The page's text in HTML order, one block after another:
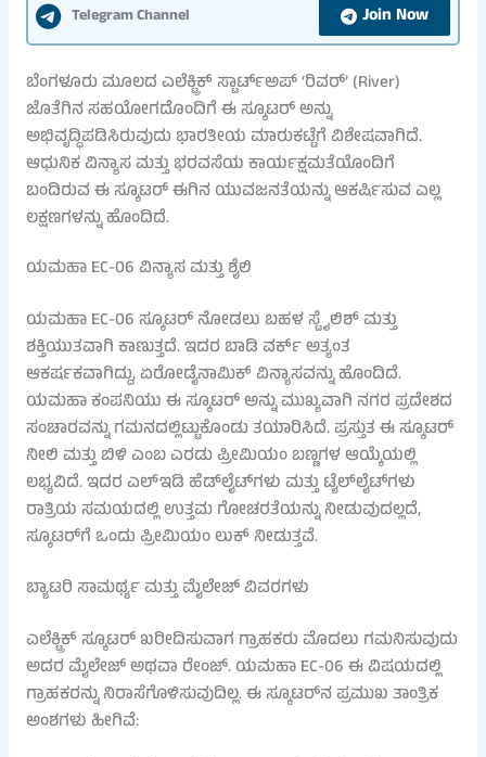
Telegram Channel Join Now
ಬೆಂಗಳೂರು ಮೂಲದ ಎಲೆಕ್ಟ್ರಿಕ್ ಸ್ಟಾರ್ಟ್‌ಅಪ್ ‘ರಿವರ್’ (River)
ಜೊತೆಗಿನ ಸಹಯೋಗದೊಂದಿಗೆ ಈ ಸ್ಕೂಟರ್ ಅನ್ನು
ಅಭಿವೃದ್ಧಿಪಡಿಸಿರುವುದು ಭಾರತೀಯ ಮಾರುಕಟ್ಟೆಗೆ ವಿಶೇಷವಾಗಿದೆ.
ಆಧುನಿಕ ವಿನ್ಯಾಸ ಮತ್ತು ಭರವಸೆಯ ಕಾರ್ಯಕ್ಷಮತೆಯೊಂದಿಗೆ
ಬಂದಿರುವ ಈ ಸ್ಕೂಟರ್ ಈಗಿನ ಯುವಜನತೆಯನ್ನು ಆಕರ್ಷಿಸುವ ಎಲ್ಲ
ಲಕ್ಷಣಗಳನ್ನು ಹೊಂದಿದೆ.
ಯಮಹಾ EC-06 ವಿನ್ಯಾಸ ಮತ್ತು ಶೈಲಿ
ಯಮಹಾ EC-06 ಸ್ಕೂಟರ್ ನೋಡಲು ಬಹಳ ಸ್ಟೈಲಿಶ್ ಮತ್ತು
ಶಕ್ತಿಯುತವಾಗಿ ಕಾಣುತ್ತದೆ. ಇದರ ಬಾಡಿ ವರ್ಕ್ ಅತ್ಯಂತ
ಆಕರ್ಷಕವಾಗಿದ್ದು, ಏರೋಡೈನಾಮಿಕ್ ವಿನ್ಯಾಸವನ್ನು ಹೊಂದಿದೆ.
ಯಮಹಾ ಕಂಪನಿಯು ಈ ಸ್ಕೂಟರ್ ಅನ್ನು ಮುಖ್ಯವಾಗಿ ನಗರ ಪ್ರದೇಶದ
ಸಂಚಾರವನ್ನು ಗಮನದಲ್ಲಿಟ್ಟುಕೊಂಡು ತಯಾರಿಸಿದೆ. ಪ್ರಸ್ತುತ ಈ ಸ್ಕೂಟರ್
ನೀಲಿ ಮತ್ತು ಬಿಳಿ ಎಂಬ ಎರಡು ಪ್ರೀಮಿಯಂ ಬಣ್ಣಗಳ ಆಯ್ಕೆಯಲ್ಲಿ
ಲಭ್ಯವಿದೆ. ಇದರ ಎಲ್ಇಡಿ ಹೆಡ್‌ಲೈಟ್‌ಗಳು ಮತ್ತು ಟೈಲ್‌ಲೈಟ್‌ಗಳು
ರಾತ್ರಿಯ ಸಮಯದಲ್ಲಿ ಉತ್ತಮ ಗೋಚರತೆಯನ್ನು ನೀಡುವುದಲ್ಲದೆ,
ಸ್ಕೂಟರ್‌ಗೆ ಒಂದು ಪ್ರೀಮಿಯಂ ಲುಕ್ ನೀಡುತ್ತವೆ.
ಬ್ಯಾಟರಿ ಸಾಮರ್ಥ್ಯ ಮತ್ತು ಮೈಲೇಜ್ ವಿವರಗಳು
ಎಲೆಕ್ಟ್ರಿಕ್ ಸ್ಕೂಟರ್ ಖರೀದಿಸುವಾಗ ಗ್ರಾಹಕರು ಮೊದಲು ಗಮನಿಸುವುದು
ಅದರ ಮೈಲೇಜ್ ಅಥವಾ ರೇಂಜ್. ಯಮಹಾ EC-06 ಈ ವಿಷಯದಲ್ಲಿ
ಗ್ರಾಹಕರನ್ನು ನಿರಾಸೆಗೊಳಿಸುವುದಿಲ್ಲ. ಈ ಸ್ಕೂಟರ್‌ನ ಪ್ರಮುಖ ತಾಂತ್ರಿಕ
ಅಂಶಗಳು ಹೀಗಿವೆ: